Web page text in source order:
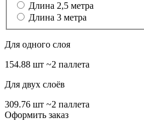
Длина 2,5 метра
Длина 3 метра
Для одного слоя
154.88 шт ~2 паллета
Для двух слоёв
309.76 шт ~2 паллета
Оформить заказ